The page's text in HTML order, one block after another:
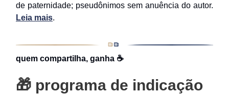
de paternidade; pseudônimos sem anuência do autor.
Leia mais.
quem compartilha, ganha ☕
🎁 programa de indicação